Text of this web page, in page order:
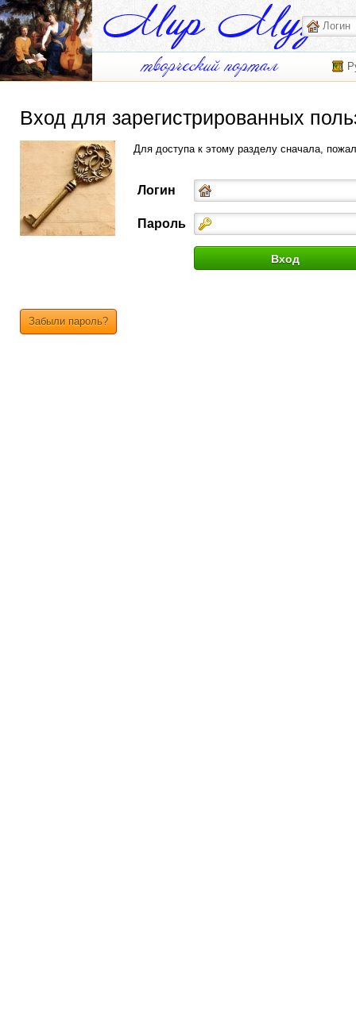
Вход для зарегистрированных
Для доступа к этому разделу сначала,
Логин
Пароль
Забыли пароль?